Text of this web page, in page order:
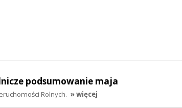
podsumowanie maja
Rolnych. » więcej